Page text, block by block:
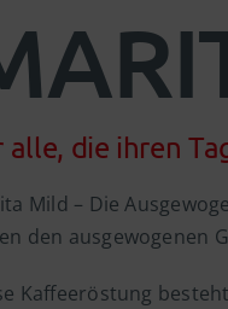
alle, die ihren
Mild – Die
den ausgewogenen
Kaffeeröstung besteht